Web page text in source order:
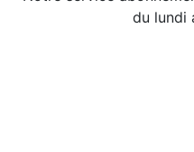
du lundi